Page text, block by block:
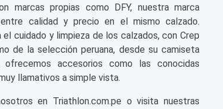
marcas propias como DFY, nuestra marca
calidad y precio en el mismo calzado.
cuidado y limpieza de los calzados, con Crep
de la selección peruana, desde su camiseta
accesorios como las conocidas
llamativos a simple vista.
en Triathlon.com.pe o visita nuestras